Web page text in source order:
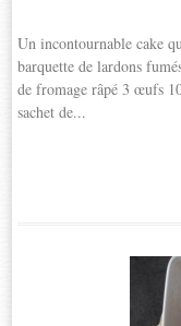
Un incontournable cake
barquette de lardons
de fromage râpé 3 œufs
sachet de...